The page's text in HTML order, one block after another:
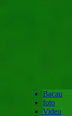
Bacau
foto
Video